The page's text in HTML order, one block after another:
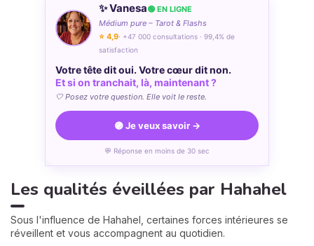
✨ Vanesa🟢 EN LIGNE
Médium pure – Tarot & Flashs
⭐ 4,9· +47 000 consultations · 99,4% de
satisfaction
Votre tête dit oui. Votre cœur dit non.
Et si on tranchait, là, maintenant ?
🤍 Posez votre question. Elle voit le reste.
🟣 Je veux savoir →
💬 Réponse en moins de 30 sec
Les qualités éveillées par Hahahel
Sous l'influence de Hahahel, certaines forces intérieures se
réveillent et vous accompagnent au quotidien.